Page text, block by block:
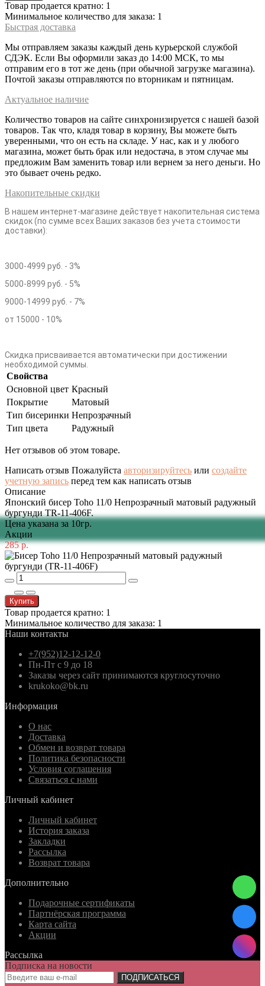
Товар продается кратно: 1
Минимальное количество для заказа: 1
Быстрая доставка
Мы отправляем заказы каждый день курьерской службой
СДЭК. Если Вы оформили заказ до 14:00 МСК, то мы
отправим его в тот же день (при обычной загрузке магазина).
Почтой заказы отправляются по вторникам и пятницам.
Актуальное наличие
Количество товаров на сайте синхронизируется с нашей базой
товаров. Так что, кладя товар в корзину, Вы можете быть
уверенными, что он есть на складе. У нас, как и у любого
магазина, может быть брак или недостача, в этом случае мы
предложим Вам заменить товар или вернем за него деньги. Но
это бывает очень редко.
Накопительные скидки
В нашем интернет-магазине действует накопительная система
скидок (по сумме всех Ваших заказов без учета стоимости
доставки):
3000-4999 руб. - 3%
5000-8999 руб. - 5%
9000-14999 руб. - 7%
от 15000 - 10%
Скидка присваивается автоматически при достижении
необходимой суммы.
Свойства
Основной цвет Красный
Покрытие
Матовый
Тип бисеринки Непрозрачный
Тип цвета
Радужный
Нет отзывов об этом товаре.
Написать отзыв Пожалуйста авторизируйтесь или создайте
учетную запись перед тем как написать отзыв
Описание
Японский бисер Toho 11/0 Непрозрачный матовый радужный
бургунди TR-11-406F.
Цена указана за 10гр.
Акции
285 р.
Купить
Товар продается кратно: 1
Минимальное количество для заказа: 1
Наши контакты
+7(952)12-12-12-0
Пн-Пт с 9 до 18
Заказы через сайт принимаются круглосуточно
krukoko@bk.ru
Информация
О нас
Доставка
Обмен и возврат товара
Политика безопасности
Условия соглашения
Связаться с нами
Личный кабинет
Личный кабинет
История заказа
Закладки
Рассылка
Возврат товара
Дополнительно
Подарочные сертификаты
Партнёрская программа
Карта сайта
Акции
Рассылка
Подписка на новости
ПОДПИСАТЬСЯ